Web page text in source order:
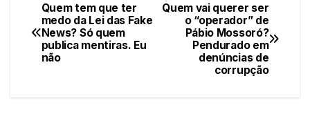
Navegação
de
Quem vai querer ser
o “operador” de
Pábio Mossoró?
Pendurado em
denúncias de
corrupção
Quem tem que ter
medo da Lei das Fake
News? Só quem
publica mentiras. Eu
não